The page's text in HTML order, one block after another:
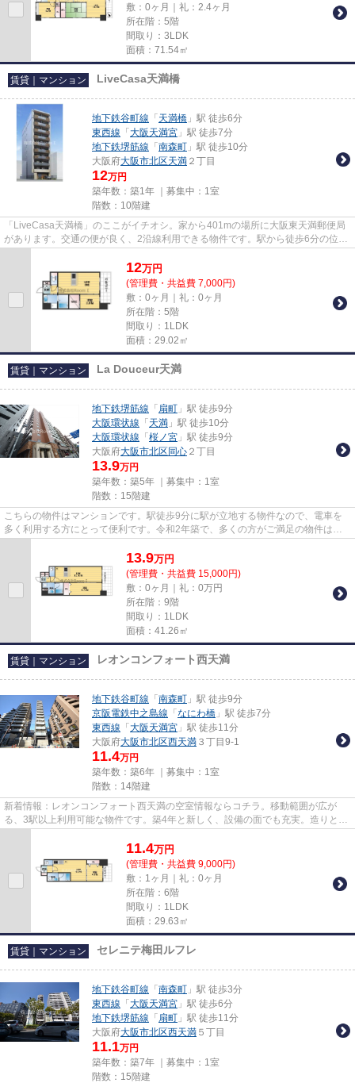
敷：0ヶ月｜礼：2.4ヶ月
所在階：5階
間取り：3LDK
面積：71.54㎡
賃貸｜マンション LiveCasa天満橋
地下鉄谷町線 「 天満橋 」駅 徒歩6分
東西線 「 大阪天満宮 」駅 徒歩7分
地下鉄堺筋線 「 南森町 」駅 徒歩10分
大阪府大阪市北区天満 ２丁目
12万円
築年数：築1年 ｜募集中： 1室
階数：10階建
「LiveCasa天満橋」のここがイチオシ。家から401mの場所に大阪東天満郵便局
があります。交通の便が良く、2沿線利用できる物件です。駅から徒歩6分の位置
12万円
(管理費・共益費 7,000円)
敷：0ヶ月｜礼：0ヶ月
所在階：5階
間取り：1LDK
面積：29.02㎡
賃貸｜マンション La Douceur天満
地下鉄堺筋線 「 扇町 」駅 徒歩9分
大阪環状線 「 天満 」駅 徒歩10分
大阪環状線 「 桜ノ宮 」駅 徒歩9分
大阪府大阪市北区 同心 ２丁目
13.9万円
築年数：築5年 ｜募集中： 1室
階数：15階建
こちらの物件はマンションです。駅徒歩9分に駅が立地する物件なので、電車を
多く利用する方にとって便利です。令和2年築で、多くの方がご満足の物件はこ
13.9万円
(管理費・共益費 15,000円)
敷：0ヶ月｜礼：0万円
所在階：9階
間取り：1LDK
面積：41.26㎡
賃貸｜マンション レオンコンフォート西天満
地下鉄谷町線 「 南森町 」駅 徒歩9分
京阪電鉄中之島線 「 なにわ橋 」駅 徒歩7分
東西線 「 大阪天満宮 」駅 徒歩11分
大阪府大阪市北区西天満 ３丁目9-1
11.4万円
築年数：築6年 ｜募集中： 1室
階数：14階建
新着情報：レオンコンフォート西天満の空室情報ならコチラ。移動範囲が広が
る、3駅以上利用可能な物件です。築4年と新しく、設備の面でも充実。造りとデ
11.4万円
(管理費・共益費 9,000円)
敷：1ヶ月｜礼：0ヶ月
所在階：6階
間取り：1LDK
面積：29.63㎡
賃貸｜マンション セレニテ梅田ルフレ
地下鉄谷町線 「 南森町 」駅 徒歩3分
東西線 「 大阪天満宮 」駅 徒歩6分
地下鉄堺筋線 「 扇町 」駅 徒歩11分
大阪府大阪市北区西天満 ５丁目
11.1万円
築年数：築7年 ｜募集中： 1室
階数：15階建